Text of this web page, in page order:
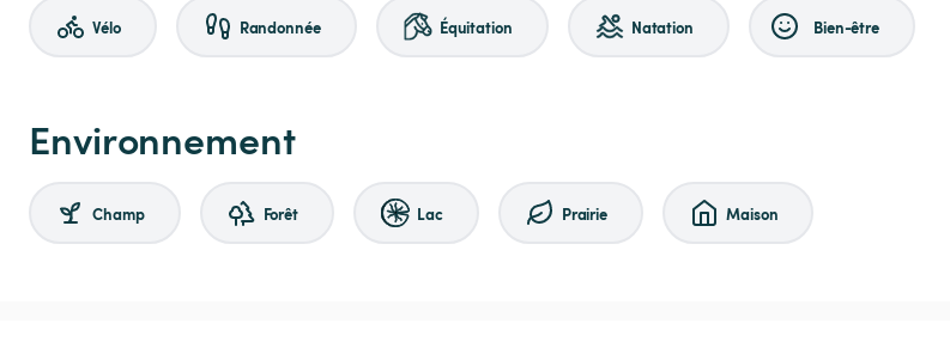
Vélo Randonnée Équitation Natation Bien-être
Environnement
Champ Forêt Lac Prairie Maison